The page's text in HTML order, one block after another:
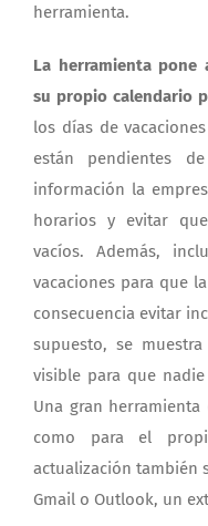
herramienta.
La herramienta pone
su propio calendario
los días de
están pendientes
información la
horarios y evitar
vacíos. Además,
vacaciones para que
consecuencia evitar
supuesto, se
visible para que
Una gran
como para el
actualización también
Gmail o Outlook, un